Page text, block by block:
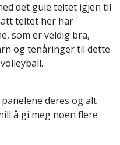
det gule teltet igjen til
teltet her har
som er veldig bra,
og tenåringer til dette
deres og alt
å gi meg noen flere